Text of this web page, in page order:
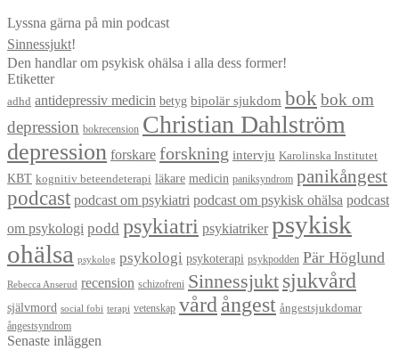
Lyssna gärna på min podcast
Sinnessjukt!
Den handlar om psykisk ohälsa i alla dess former!
Etiketter
adhd antidepressiv medicin betyg bipolär sjukdom bokbok om
depression
bokrecension Christian Dahlström
depression forskare forskning intervju Karolinska Institutet
KBT kognitiv beteendeterapi läkare medicin paniksyndrom panikångest
podcast podcast om psykiatri podcast om psykisk ohälsa podcast
om psykologi podd psykiatri psykiatriker psykisk
ohälsa psykolog psykologi psykoterapi psykpodden Pär Höglund
Rebecca Anserud recension schizofreni Sinnessjukt sjukvård
självmord social fobi terapi vetenskap vård ångest ångestsjukdomar
ångestsyndrom
Senaste inläggen